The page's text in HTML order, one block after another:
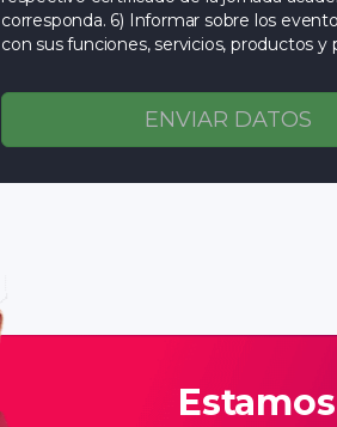
corresponda. 6) Informar sobre los
con sus funciones, servicios, productos
tenga alianzas o acuerdos, para el
Reglamentario 1074 de 2015). Nuestra
nuestra página web
siguientes canales: correo electrónico
suministrado de forma voluntaria,
ENVIAR DATOS